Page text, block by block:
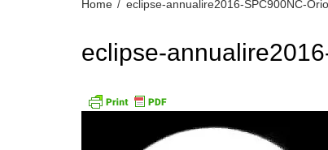
Home eclipse-annualire2016-SPC900NC-
eclipse-